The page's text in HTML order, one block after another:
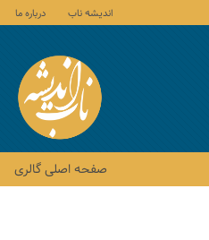
اندیشه ناب درباره ما
صفحه اصلی گالری